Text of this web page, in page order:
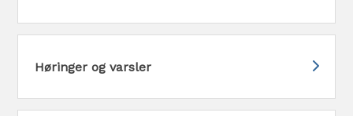
Høringer og varsler